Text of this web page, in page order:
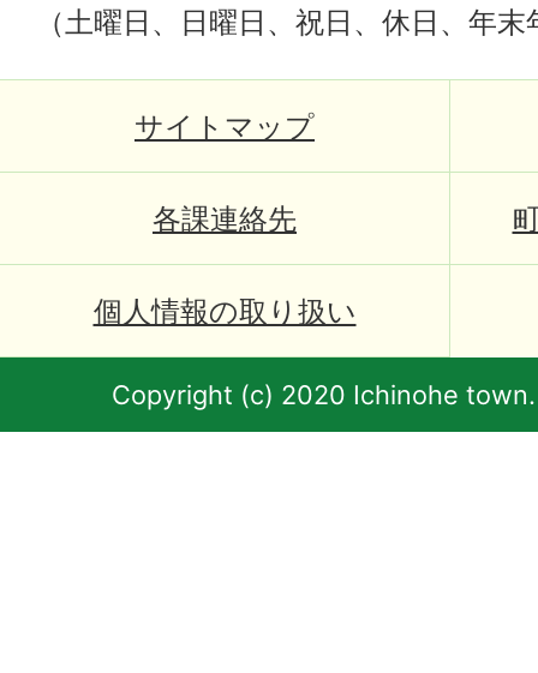
（土曜日、日曜日、祝日、休日、年
サイトマップ
各課連絡先
個人情報の取り扱い
Copyright (c) 2020 Ichinohe